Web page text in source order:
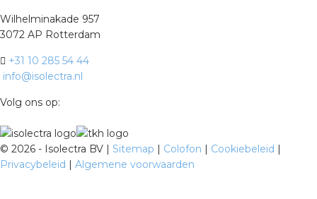
Wilhelminakade 957
3072 AP Rotterdam
+31 10 285 54 44
info@isolectra.nl
Volg ons op:
© 2026 - Isolectra BV | Sitemap | Colofon | Cookiebeleid |
Privacybeleid | Algemene voorwaarden